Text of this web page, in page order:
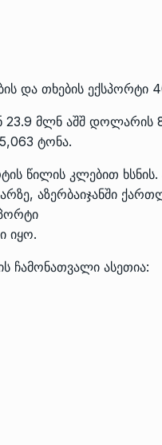
და თხების ექსპორტი
მლნ აშშ დოლარის
ტონა.
წილის კლებით ხსნის.
აზერბაიჯანში
იყო.
ჩამონათვალი ასეთია:
14